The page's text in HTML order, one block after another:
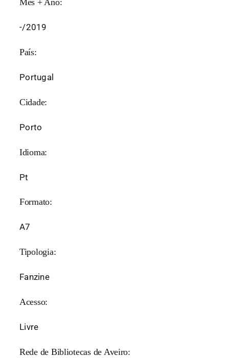
-/2019
País:
Portugal
Cidade:
Porto
Idioma:
Pt
Formato:
A7
Tipologia:
Fanzine
Acesso:
Livre
Rede de Bibliotecas de Aveiro: